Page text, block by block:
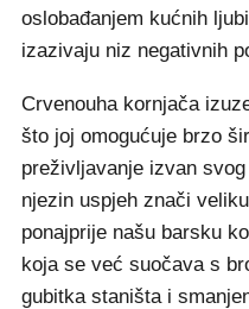
oslobađanjem kućnih
izazivaju niz negativnih
Crvenouha kornjača
što joj omogućuje brzo
preživljavanje izvan
njezin uspjeh znači
ponajprije našu barsku
koja se već suočava s
gubitka staništa i